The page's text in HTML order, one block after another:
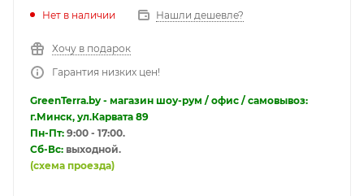
Нет в наличии Нашли дешевле?
Хочу в подарок
Гарантия низких цен!
GreenTerra.by - магазин шоу-рум / офис / самовывоз:
г.Минск, ул.Карвата 89
Пн-Пт: 9:00 - 17:00.
Сб-Вс: выходной.
(схема проезда)